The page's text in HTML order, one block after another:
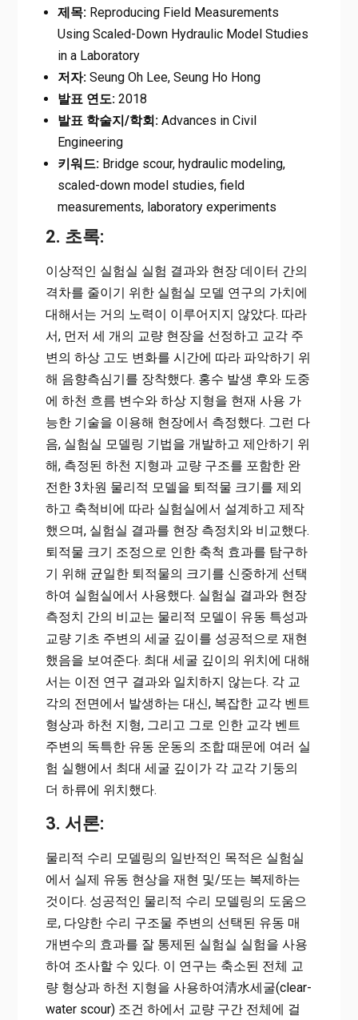
제목:Reproducing Field Measurements
Using Scaled-Down Hydraulic Model Studies
in a Laboratory
저자:Seung Oh Lee, Seung Ho Hong
발표 연도:2018
발표 학술지/학회:Advances in Civil
Engineering
키워드:Bridge scour, hydraulic modeling,
scaled-down model studies, field
measurements, laboratory experiments
2. 초록:
이상적인 실험실 실험 결과와 현장 데이터 간의
격차를 줄이기 위한 실험실 모델 연구의 가치에
대해서는 거의 노력이 이루어지지 않았다. 따라
서, 먼저 세 개의 교량 현장을 선정하고 교각 주
변의 하상 고도 변화를 시간에 따라 파악하기 위
해 음향측심기를 장착했다. 홍수 발생 후와 도중
에 하천 흐름 변수와 하상 지형을 현재 사용 가
능한 기술을 이용해 현장에서 측정했다. 그런 다
음, 실험실 모델링 기법을 개발하고 제안하기 위
해, 측정된 하천 지형과 교량 구조를 포함한 완
전한 3차원 물리적 모델을 퇴적물 크기를 제외
하고 축척비에 따라 실험실에서 설계하고 제작
했으며, 실험실 결과를 현장 측정치와 비교했다.
퇴적물 크기 조정으로 인한 축척 효과를 탐구하
기 위해 균일한 퇴적물의 크기를 신중하게 선택
하여 실험실에서 사용했다. 실험실 결과와 현장
측정치 간의 비교는 물리적 모델이 유동 특성과
교량 기초 주변의 세굴 깊이를 성공적으로 재현
했음을 보여준다. 최대 세굴 깊이의 위치에 대해
서는 이전 연구 결과와 일치하지 않는다. 각 교
각의 전면에서 발생하는 대신, 복잡한 교각 벤트
형상과 하천 지형, 그리고 그로 인한 교각 벤트
주변의 독특한 유동 운동의 조합 때문에 여러 실
험 실행에서 최대 세굴 깊이가 각 교각 기둥의
더 하류에 위치했다.
3. 서론:
물리적 수리 모델링의 일반적인 목적은 실험실
에서 실제 유동 현상을 재현 및/또는 복제하는
것이다. 성공적인 물리적 수리 모델링의 도움으
로, 다양한 수리 구조물 주변의 선택된 유동 매
개변수의 효과를 잘 통제된 실험실 실험을 사용
하여 조사할 수 있다. 이 연구는 축소된 전체 교
량 형상과 하천 지형을 사용하여清水세굴(clear-
water scour) 조건 하에서 교량 구간 전체에 걸